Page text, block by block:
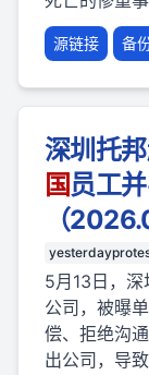
源链接 备
深圳托
国 员工
（
5月13日，
公司，被曝
偿、拒绝沟
出公司，导